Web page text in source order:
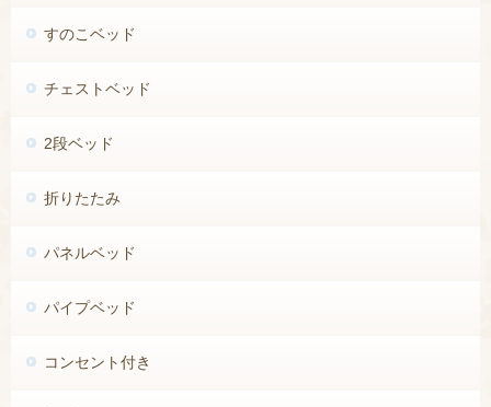
すのこベッド
チェストベッド
2段ベッド
折りたたみ
パネルベッド
パイプベッド
コンセント付き